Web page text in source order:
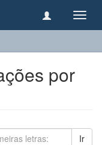
por
Ir